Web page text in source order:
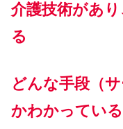
介護技術があ
る
どんな手段（
かわかっている